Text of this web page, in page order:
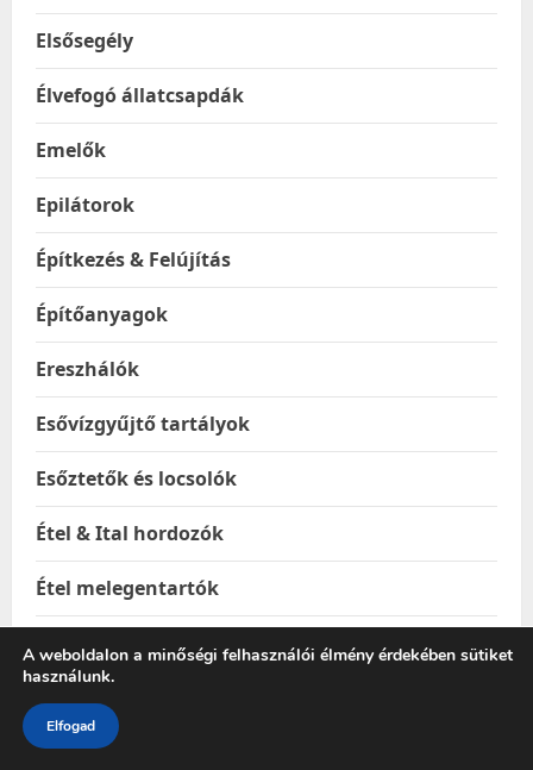
Elsősegély
Élvefogó állatcsapdák
Emelők
Epilátorok
Építkezés & Felújítás
Építőanyagok
Ereszhálók
Esővízgyűjtő tartályok
Esőztetők és locsolók
Étel & Ital hordozók
Étel melegentartók
Étel-és italtárolók
Ételhordók
Ételtakaró búrák
A weboldalon a minőségi felhasználói élmény érdekében sütiket
használunk.
Elfogad